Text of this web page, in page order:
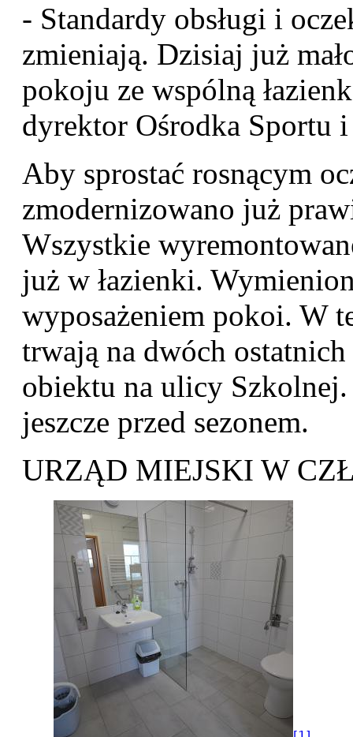
- Standardy obsługi i
zmieniają. Dzisiaj już
pokoju ze wspólną
dyrektor Ośrodka Sportu
Aby sprostać rosnącym
zmodernizowano już
Wszystkie
już w łazienki.
wyposażeniem pokoi. W
trwają na dwóch ostatnich
obiektu na ulicy
jeszcze przed sezonem.
URZĄD MIEJSKI W